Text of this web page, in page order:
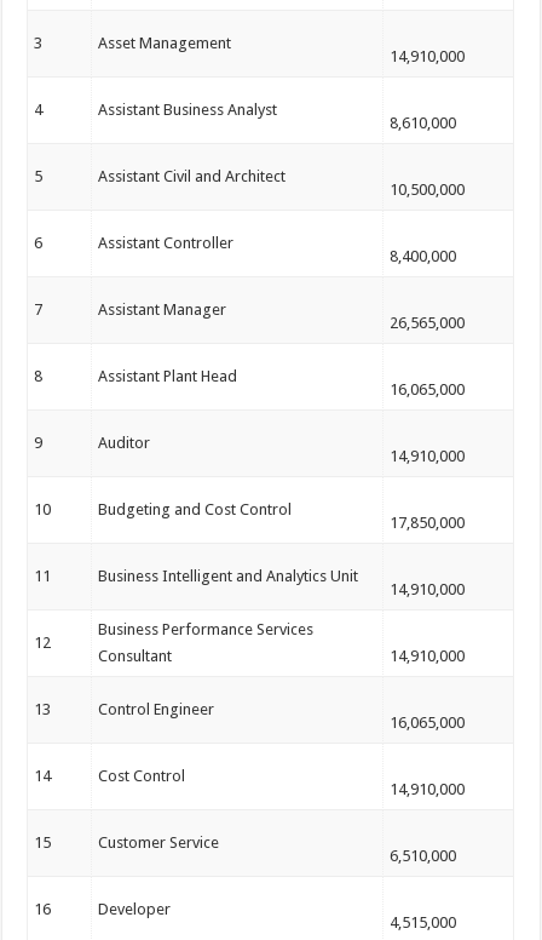
3 Asset Management
14,910,000
4 Assistant Business Analyst
8,610,000
5 Assistant Civil and Architect
10,500,000
6 Assistant Controller
8,400,000
7 Assistant Manager
26,565,000
8 Assistant Plant Head
16,065,000
9 Auditor
14,910,000
10 Budgeting and Cost Control
17,850,000
11 Business Intelligent and Analytics Unit
14,910,000
12
Business Performance Services
Consultant
14,910,000
13 Control Engineer
16,065,000
14 Cost Control
14,910,000
15 Customer Service
6,510,000
16 Developer
4,515,000